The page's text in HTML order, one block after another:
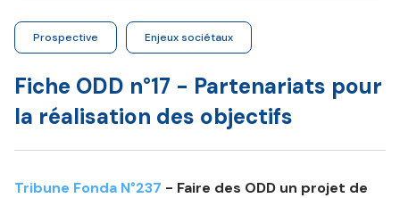
Prospective Enjeux sociétaux
Fiche ODD n°17 - Partenariats pour
la réalisation des objectifs
Tribune Fonda N°237 - Faire des ODD un projet de